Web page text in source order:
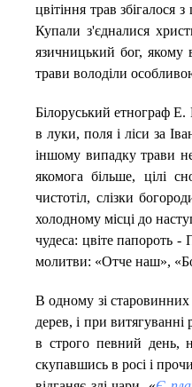
цвітіння трав
Купали з'єдналися
язичницький бог, якому
трави володіли
Білоруський етнограф Е.
в луки, поля і ліси за
іншому випадку трави
якомога більше, цілі
чистотіл, слізки
холодному місці до
чудеса: цвіте папороть -
молитви: «Отче наш»,
В одному зі старовинних
дерев, і при
в строго певний день,
скупавшись в росі і